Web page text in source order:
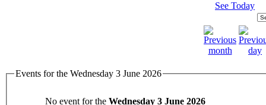
See Today
Events for the Wednesday 3 June 2026
No event for the Wednesday 3 June 2026